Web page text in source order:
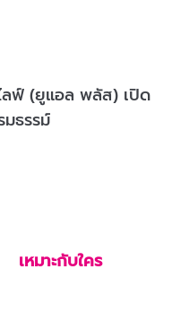
ลฟ์ (ยูแอล พลัส) เปิด
ธรรม์
เหมาะกับใคร